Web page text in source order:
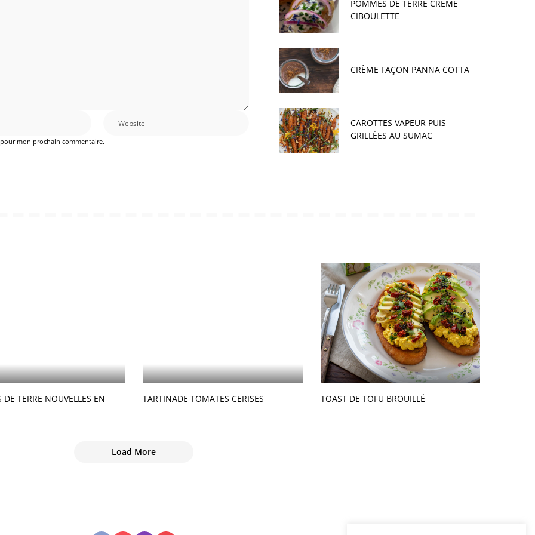
mon prochain commentaire.
POMMES DE TERRE CRÈME
CIBOULETTE
CRÈME FAÇON PANNA COTTA
CAROTTES VAPEUR PUIS
GRILLÉES AU SUMAC
TERRE NOUVELLES EN TARTINADE TOMATES CERISES TOAST DE TOFU BROUILLÉ
Load More